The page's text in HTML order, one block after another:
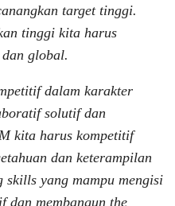
target tinggi.
tinggi kita harus
global.
dalam karakter
solutif dan
kita harus kompetitif
dan keterampilan
skills yang mampu mengisi
dan membangun the